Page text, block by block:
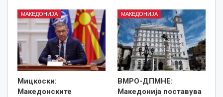
МАКЕДОНИЈА
Мицкоски:
Македонските
МАКЕДОНИЈА
ВМРО-ДПМНЕ:
Македонија поставува